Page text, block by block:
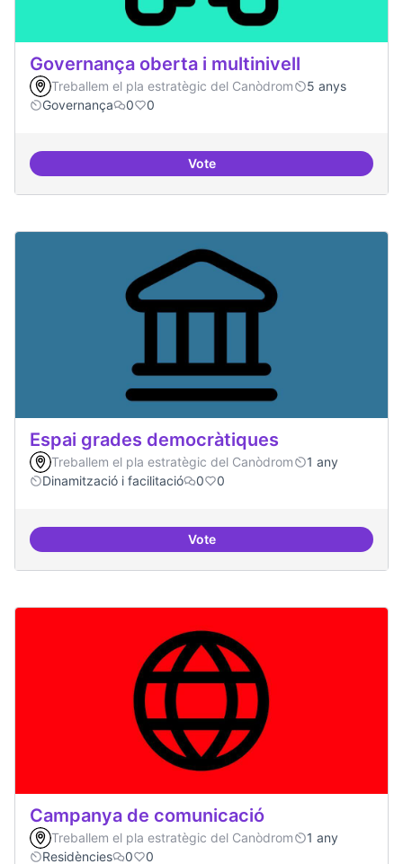
Governança oberta i multinivell
Treballem el pla estratègic del Canòdrom
5 anys
Governança
0 0
VoteGovernança oberta i multinivell
Espai grades democràtiques
Treballem el pla estratègic del Canòdrom
1 any
Dinamització i facilitació
0 0
VoteEspai grades democràtiques
Campanya de comunicació
Treballem el pla estratègic del Canòdrom
1 any
Residències
0 0